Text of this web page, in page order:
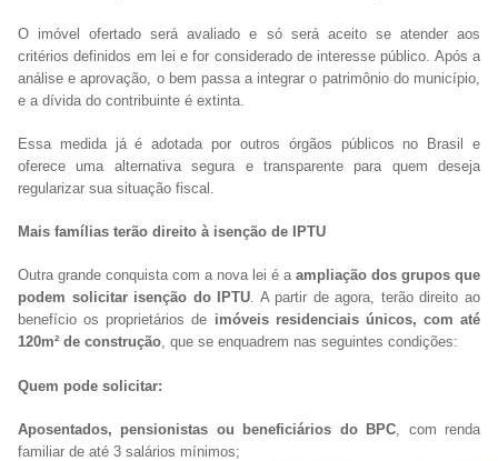
O imóvel ofertado será avaliado e só será aceito se atender aos
critérios definidos em lei e for considerado de interesse público. Após a
análise e aprovação, o bem passa a integrar o patrimônio do município,
e a dívida do contribuinte é extinta.
Essa medida já é adotada por outros órgãos públicos no Brasil e
oferece uma alternativa segura e transparente para quem deseja
regularizar sua situação fiscal.
Mais famílias terão direito à isenção de IPTU
Outra grande conquista com a nova lei é a ampliação dos grupos que
podem solicitar isenção do IPTU. A partir de agora, terão direito ao
benefício os proprietários de imóveis residenciais únicos, com até
120m² de construção, que se enquadrem nas seguintes condições:
Quem pode solicitar:
Aposentados, pensionistas ou beneficiários do BPC , com renda
familiar de até 3 salários mínimos;